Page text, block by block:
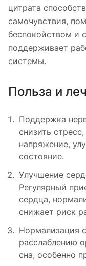
цитрата
самочувствия,
беспокойством и
поддерживает
системы.
Польза и
Поддержка
снизить
напряжение,
состояние.
Улучшение
Регулярный
сердца,
снижает риск
Нормализация
расслаблению
сна, особенно